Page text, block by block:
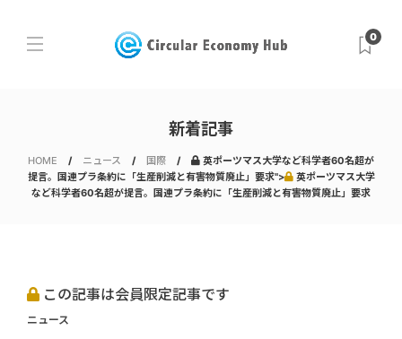
0
新着記事
HOME ニュース 国際
英ポーツマス大学など科学者60名超が
提言。国連プラ条約に「生産削減と有害物質廃止」要求">
英ポーツマス大学
など科学者60名超が提言。国連プラ条約に「生産削減と有害物質廃止」要求
この記事は会員限定記事です
ニュース